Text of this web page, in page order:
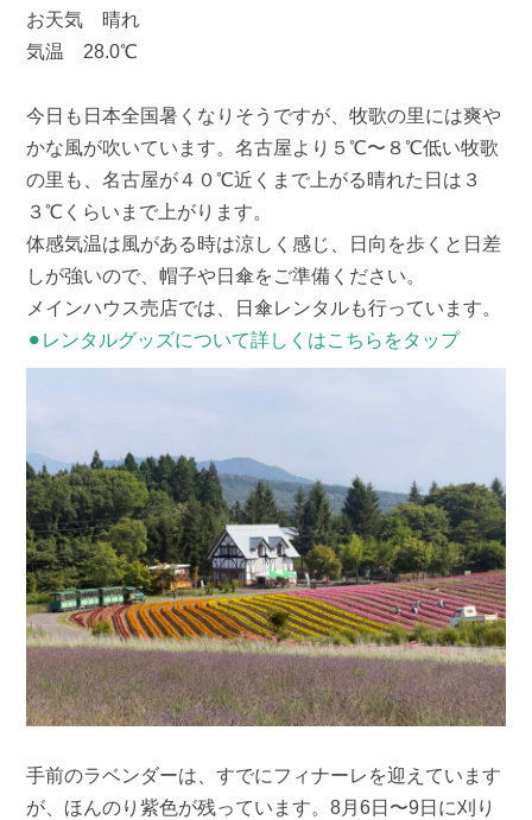
お天気 晴れ
気温 28.0℃
今日も日本全国暑くなりそうですが、牧歌の里には爽や
かな風が吹いています。名古屋より５℃〜８℃低い牧歌
の里も、名古屋が４０℃近くまで上がる晴れた日は３
３℃くらいまで上がります。
体感気温は風がある時は涼しく感じ、日向を歩くと日差
しが強いので、帽子や日傘をご準備ください。
メインハウス売店では、日傘レンタルも行っています。
⚫︎レンタルグッズについて詳しくはこちらをタップ
手前のラベンダーは、すでにフィナーレを迎えています
が、ほんのり紫色が残っています。8月6日〜9日に刈り